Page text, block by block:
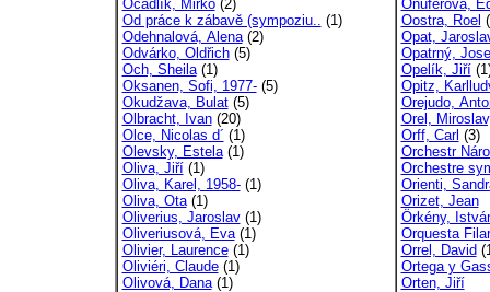
Očadlík, Mirko(2)
Od práce k zábavě (sympoziu.. (1)
Odehnalová, Alena(2)
Odvárko, Oldřich(5)
Och, Sheila(1)
Oksanen, Sofi, 1977-(5)
Okudžava, Bulat(5)
Olbracht, Ivan(20)
Olce, Nicolas d´ (1)
Olevsky, Estela(1)
Oliva, Jiří(1)
Oliva, Karel, 1958-(1)
Oliva, Ota(1)
Oliverius, Jaroslav(1)
Oliveriusová, Eva(1)
Olivier, Laurence(1)
Oliviéri, Claude(1)
Olivová, Dana(1)
Onuferová,
Oostra, Roel
Opat,
Opatrný,
Opelík, Jiří
Opitz,
Orejudo,
Orel,
Orff, Carl (3)
Orchestr
Orchestre
Orienti,
Orizet, Jean
Örkény,
Orquesta
Orrel, David
Ortega y
Orten, Jiří